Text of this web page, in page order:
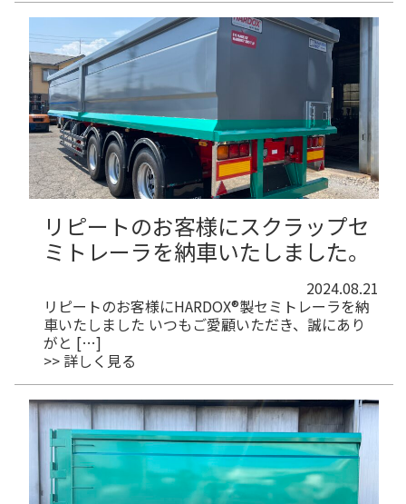
リピートのお客様にスクラップセ
ミトレーラを納車いたしました。
2024.08.21
リピートのお客様にHARDOX®製セミトレーラを納
車いたしました いつもご愛顧いただき、誠にあり
がと […]
>> 詳しく見る